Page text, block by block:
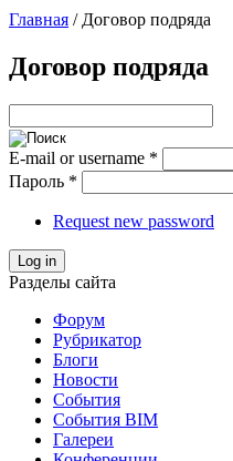
Главная / Договор подряда
Договор подряда
E-mail or username *
Пароль *
Request new password
Log in
Разделы сайта
Форум
Рубрикатор
Блоги
Новости
События
События BIM
Галереи